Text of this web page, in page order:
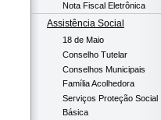
Nota Fiscal Eletrônica
Assistência Social
18 de Maio
Conselho Tutelar
Conselhos Municipais
Família Acolhedora
Serviços Proteção Social
Básica